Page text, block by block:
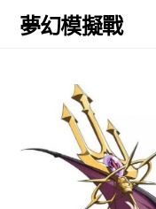
Skip
夢幻模擬戰